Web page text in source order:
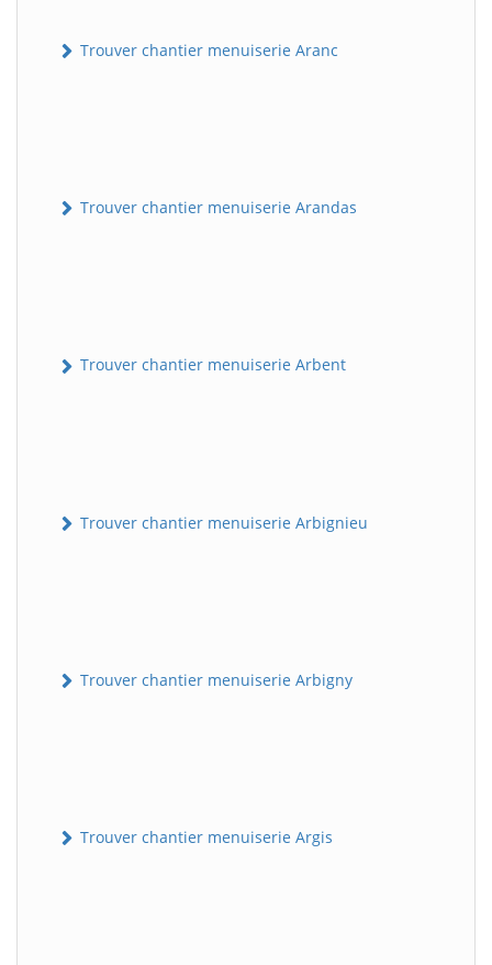
Trouver chantier menuiserie Aranc
Trouver chantier menuiserie Arandas
Trouver chantier menuiserie Arbent
Trouver chantier menuiserie Arbignieu
Trouver chantier menuiserie Arbigny
Trouver chantier menuiserie Argis